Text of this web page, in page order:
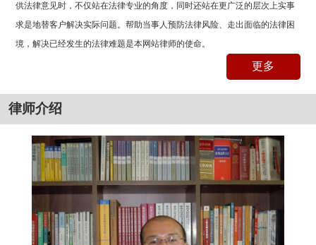
供法律意见时，不仅站在法律专业的角度，同时还站在更广泛的层次上实事
求是地替客户解决实际问题。帮助当事人预防法律风险、走出面临的法律困
境，解决已经发生的法律难题是本网站律师的使命。
更多
律师介绍